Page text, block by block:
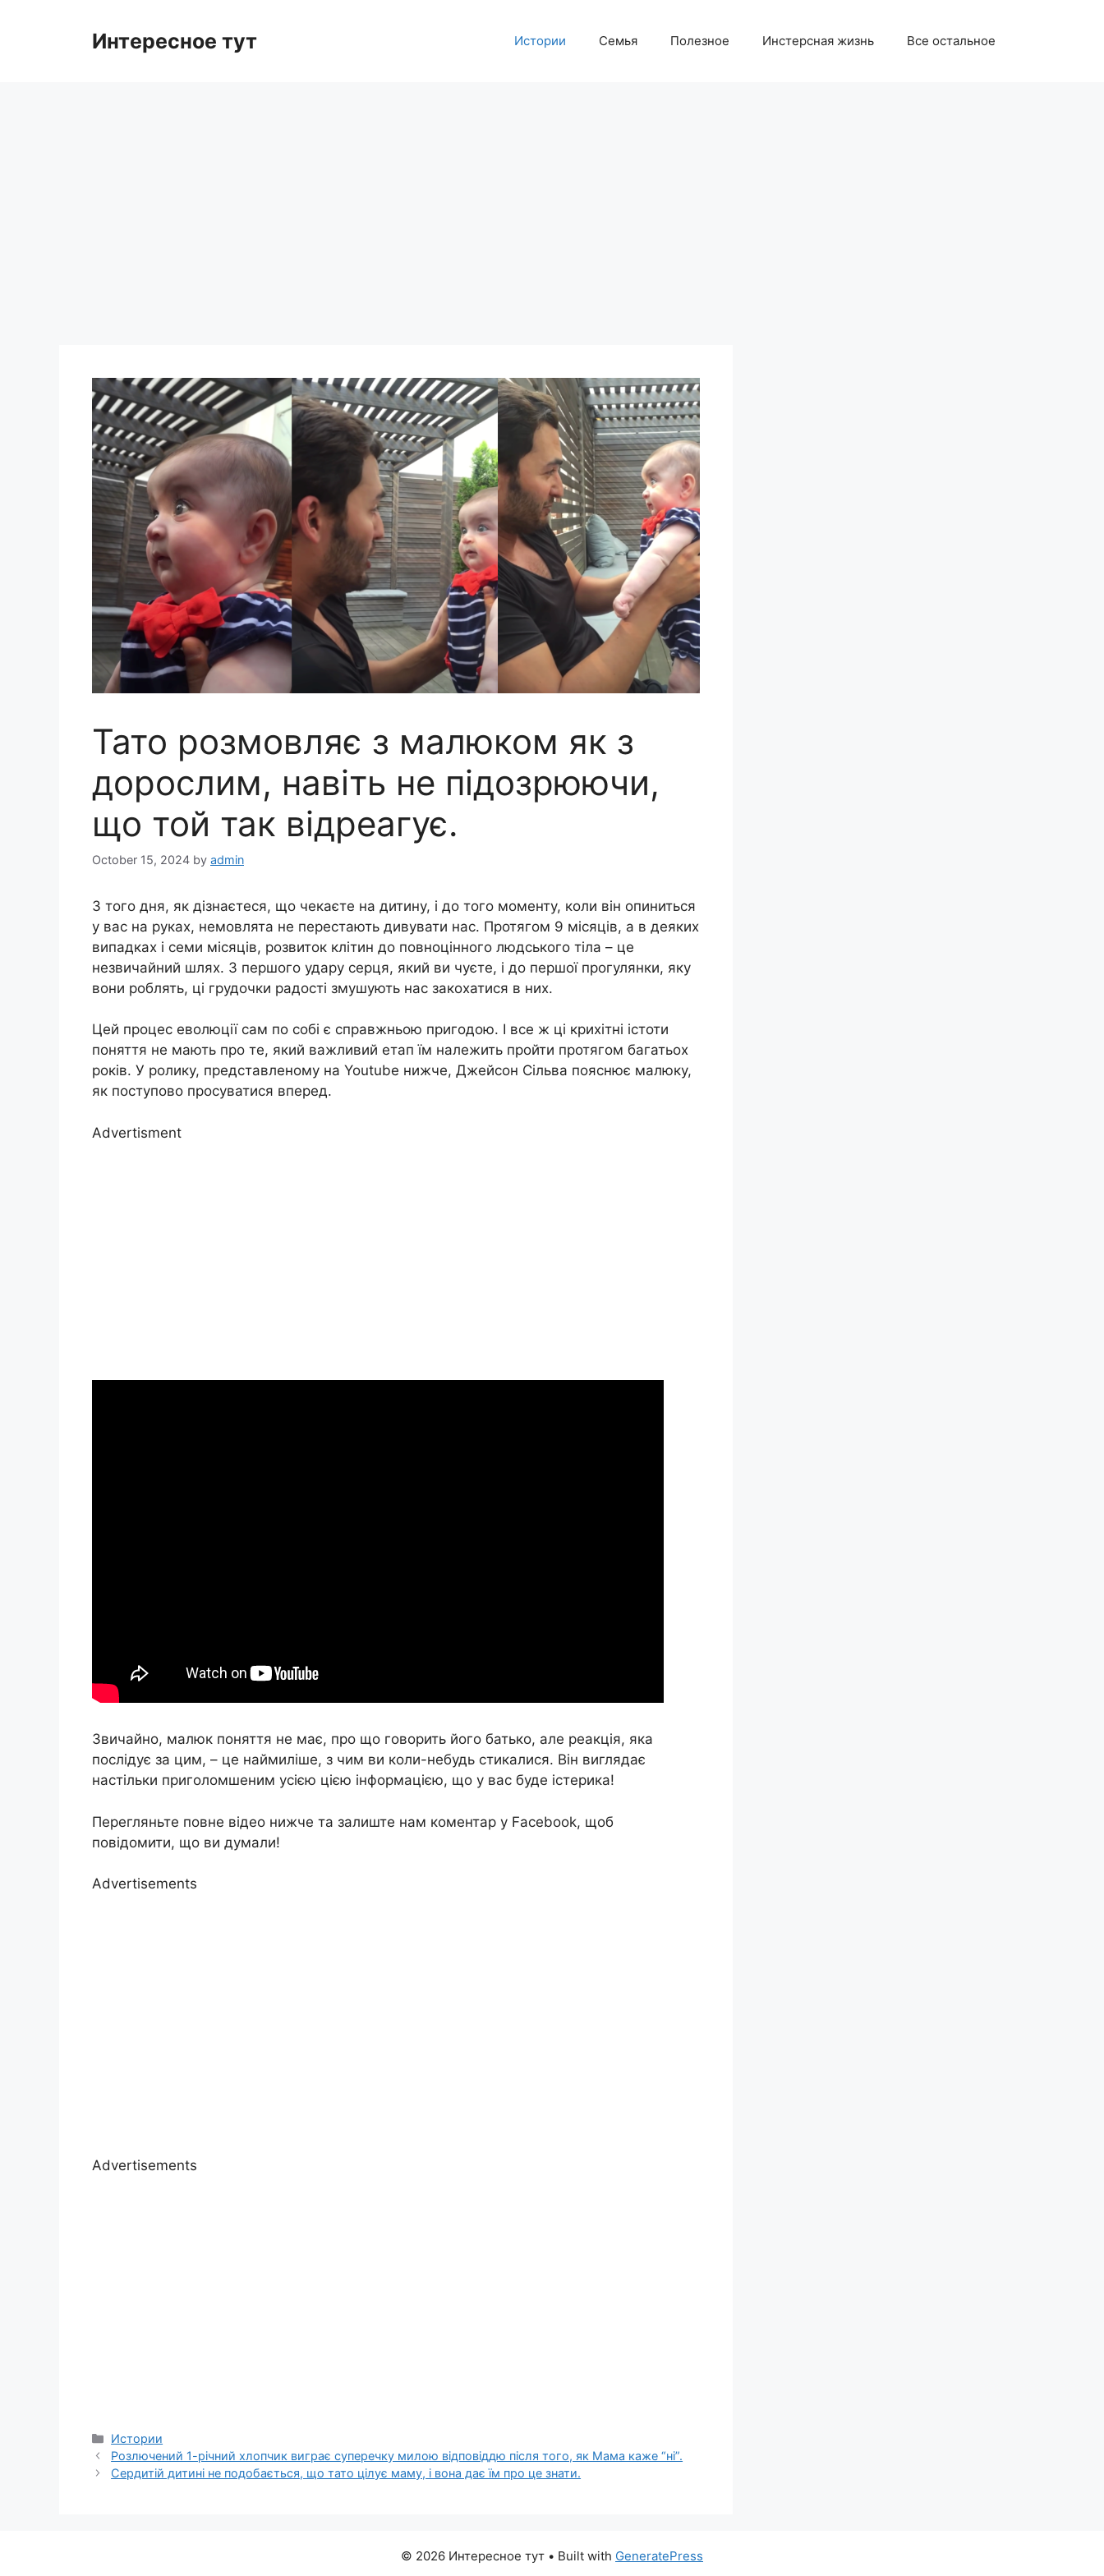
Интересное тут Истории Семья Полезное Инстерсная жизнь Все остальное
Тато розмовляє з малюком як з
дорослим, навіть не підозрюючи,
що той так відреагує.
October 15, 2024 by admin
З того дня, як дізнаєтеся, що чекаєте на дитину, і до того моменту, коли він опиниться
у вас на руках, немовлята не перестають дивувати нас. Протягом 9 місяців, а в деяких
випадках і семи місяців, розвиток клітин до повноцінного людського тіла – це
незвичайний шлях. З першого удару серця, який ви чуєте, і до першої прогулянки, яку
вони роблять, ці грудочки радості змушують нас закохатися в них.
Цей процес еволюції сам по собі є справжньою пригодою. І все ж ці крихітні істоти
поняття не мають про те, який важливий етап їм належить пройти протягом багатьох
років. У ролику, представленому на Youtube нижче, Джейсон Сільва пояснює малюку,
як поступово просуватися вперед.
Advertisment
Звичайно, малюк поняття не має, про що говорить його батько, але реакція, яка
послідує за цим, – це наймиліше, з чим ви коли-небудь стикалися. Він виглядає
настільки приголомшеним усією цією інформацією, що у вас буде істерика!
Перегляньте повне відео нижче та залиште нам коментар у Facebook, щоб
повідомити, що ви думали!
Advertisements
Advertisements
Categories
Истории
Розлючений 1-річний хлопчик виграє суперечку милою відповіддю після того, як Мама каже “ні”.
Сердитій дитині не подобається, що тато цілує маму, і вона дає їм про це знати.
© 2026 Интересное тут • Built with GeneratePress